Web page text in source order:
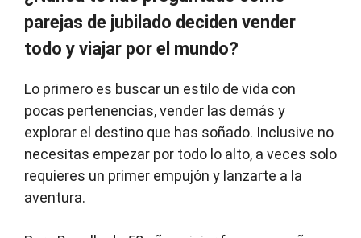
parejas de jubilado deciden vender
todo y viajar por el mundo?
Lo primero es buscar un estilo de vida con
pocas pertenencias, vender las demás y
explorar el destino que has soñado. Inclusive no
necesitas empezar por todo lo alto, a veces solo
requieres un primer empujón y lanzarte a la
aventura.